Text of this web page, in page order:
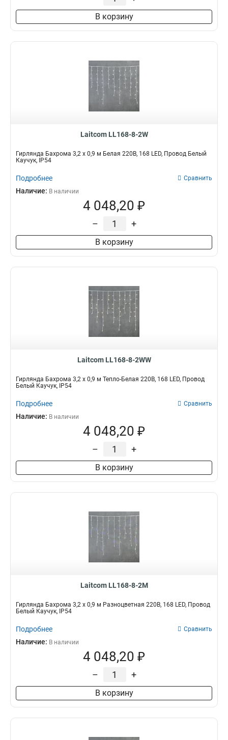
В корзину
Laitcom LL168-8-2W
Гирлянда Бахрома 3,2 x 0,9 м Белая 220В, 168 LED, Провод Белый
Каучук, IP54
Подробнее Сравнить
Наличие: В наличии
4 048,20 ₽
– +
В корзину
Laitcom LL168-8-2WW
Гирлянда Бахрома 3,2 x 0,9 м Тепло-Белая 220В, 168 LED, Провод
Белый Каучук, IP54
Подробнее Сравнить
Наличие: В наличии
4 048,20 ₽
– +
В корзину
Laitcom LL168-8-2M
Гирлянда Бахрома 3,2 x 0,9 м Разноцветная 220В, 168 LED, Провод
Белый Каучук, IP54
Подробнее Сравнить
Наличие: В наличии
4 048,20 ₽
– +
В корзину